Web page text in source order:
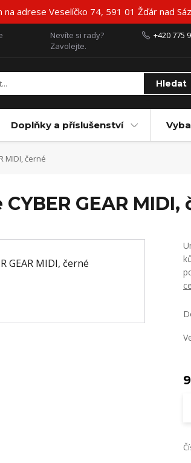
adrese Veselíčko 74, 591 01 Žďár nad
Hledat
Nevíte si rady?
Zavolejte.
+420 775
Doplňky a příslušenství
MIDI, černé
GEAR MIDI,